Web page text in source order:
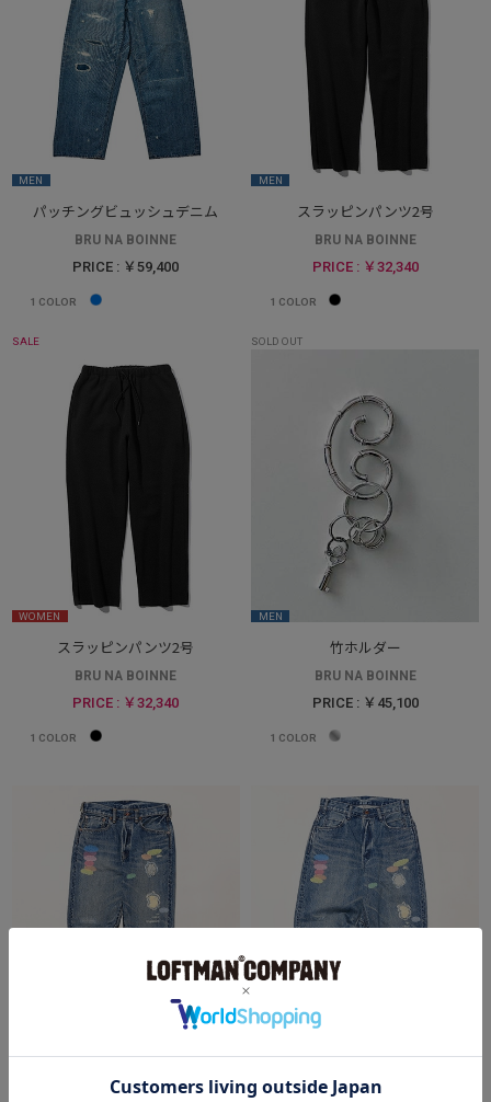
MEN
パッチングビュッシュデニム
BRU NA BOINNE
PRICE : ￥59,400
1 COLOR
MEN
スラッピンパンツ2号
BRU NA BOINNE
PRICE : ￥32,340
1 COLOR
SALE
WOMEN
スラッピンパンツ2号
BRU NA BOINNE
PRICE : ￥32,340
1 COLOR
SOLD OUT
MEN
竹ホルダー
BRU NA BOINNE
PRICE : ￥45,100
1 COLOR
ハッピーデニム ハッピービュッシュデニム